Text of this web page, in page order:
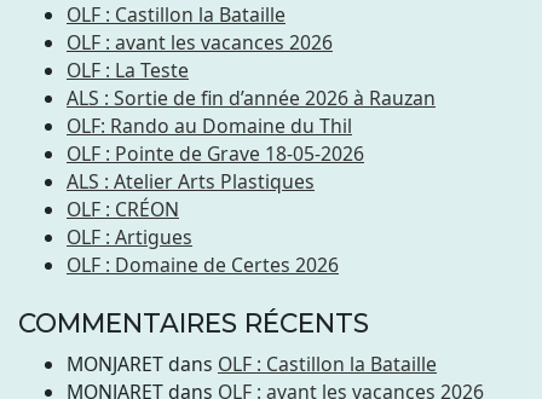
OLF : Castillon la Bataille
OLF : avant les vacances 2026
OLF : La Teste
ALS : Sortie de fin d’année 2026 à Rauzan
OLF: Rando au Domaine du Thil
OLF : Pointe de Grave 18-05-2026
ALS : Atelier Arts Plastiques
OLF : CRÉON
OLF : Artigues
OLF : Domaine de Certes 2026
COMMENTAIRES RÉCENTS
MONJARETdans OLF : Castillon la Bataille
MONJARETdans OLF : avant les vacances 2026